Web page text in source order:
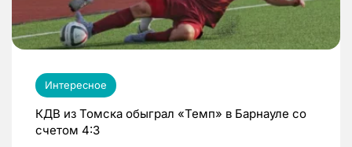
Интересное
КДВ из Томска обыграл «Темп» в Барнауле со
счетом 4:3